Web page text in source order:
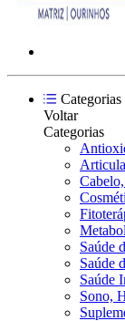
Categorias
Voltar
Categorias
Saúde
Saúde
Saúde
Sono,